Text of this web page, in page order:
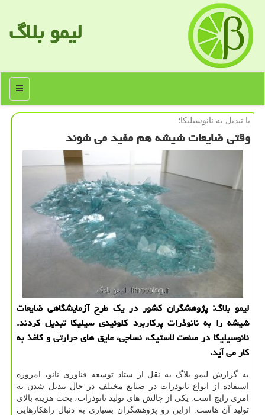
لیمو بلاگ
منو
با تبدیل به نانوسیلیكا؛
وقتی ضایعات شیشه هم مفید می شوند
لیمو بلاگ: پژوهشگران كشور در یك طرح آزمایشگاهی ضایعات
شیشه را به نانوذرات پركاربرد كلوئیدی سیلیكا تبدیل كردند.
نانوسیلیكا در صنعت لاستیك، نساجی، عایق های حرارتی و كاغذ به
كار می آید.
به گزارش لیمو بلاگ به نقل از ستاد توسعه فناوری نانو، امروزه
استفاده از انواع نانوذرات در صنایع مختلف در حال تبدیل شدن به
امری رایج است. یكی از چالش های تولید نانوذرات، بحث هزینه بالای
تولید آن هاست. ازاین رو پژوهشگران بسیاری به دنبال راهكارهایی